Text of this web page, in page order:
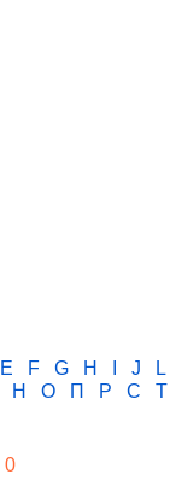
E F G H J
L
Н О П Р С Т
0